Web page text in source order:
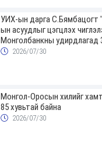
УИХ-ын дарга С.Бямбацогт
ын асуудлыг цэгцлэх
Монголбанкны удирдлагад
хугацаатай үүрэг өглөө
2026/07/30
Монгол-Оросын хилийг
85 хувьтай байна
2026/07/30